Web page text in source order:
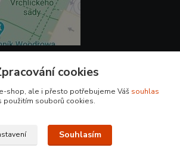
cookies
shop, ale i přesto potřebujeme Váš souhlas
použitím souborů cookies.
Souhlasím